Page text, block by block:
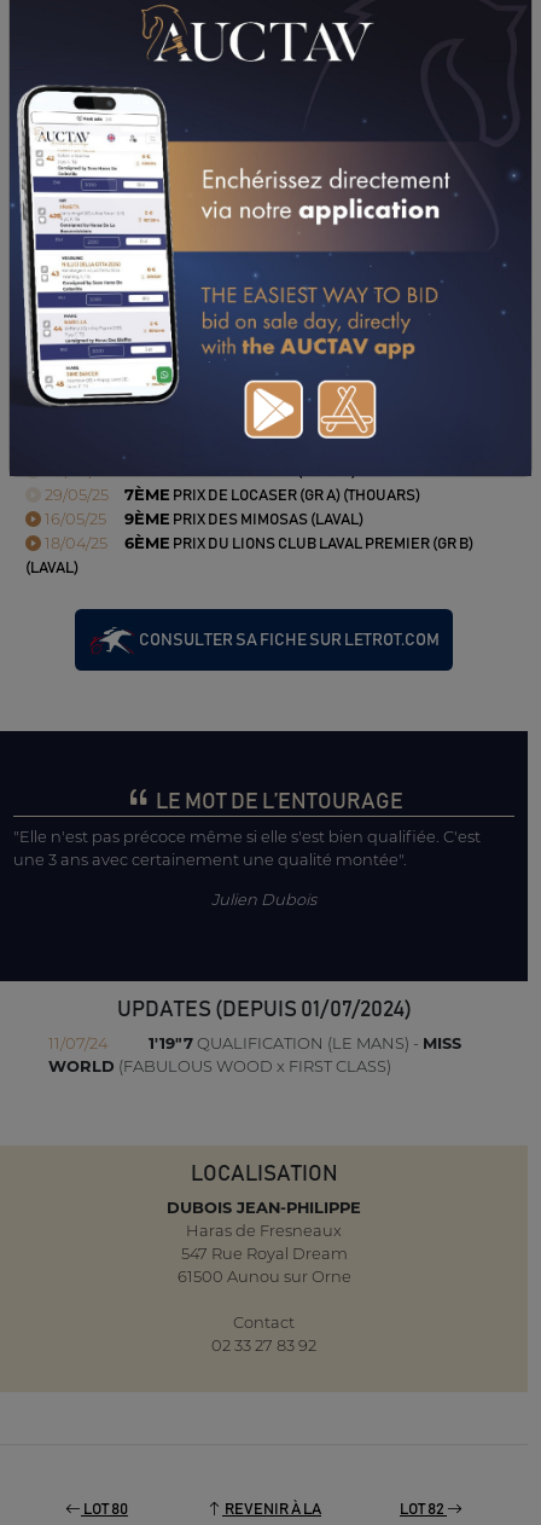
PERFORMANCES
PRIX 24H AU TROT / PROVINCE COURSES
29/05/25 7ÈME PRIX DE LOCASER (GR A) (THOUARS)
16/05/25 9ÈME PRIX DES MIMOSAS (LAVAL)
18/04/25 6ÈME PRIX DU LIONS CLUB LAVAL PREMIER (GR B)
(LAVAL)
CONSULTER SA FICHE SUR LETROT.COM
LE MOT DE L’ENTOURAGE
"Elle n'est pas précoce même si elle s'est bien qualifiée. C'est
une 3 ans avec certainement une qualité montée".
Julien Dubois
UPDATES (DEPUIS 01/07/2024)
11/07/24 1'19"7QUALIFICATION (LE MANS) - MISS
WORLD (FABULOUS WOOD x FIRST CLASS)
LOCALISATION
DUBOIS JEAN-PHILIPPE
Haras de Fresneaux
547 Rue Royal Dream
61500 Aunou sur Orne
Contact
02 33 27 83 92
LOT 80
REVENIR À LA
LOT 82